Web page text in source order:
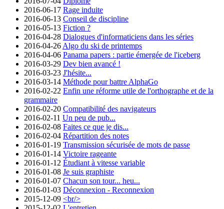
2016-06-17 Rage induite
2016-06-13 Conseil de discipline
2016-05-13 Fiction ?
2016-04-28 Dialogues d'informaticiens dans les séries
2016-04-26 Algo du ski de printemps
2016-04-06 Panama papers : partie émergée de l'iceberg
2016-03-29 Dev bien avancé !
2016-03-23 J'hésite...
2016-03-14 Méthode pour battre AlphaGo
2016-02-22 Enfin une réforme utile de l'orthographe et de la
grammaire
2016-02-20 Compatibilité des navigateurs
2016-02-11 Un peu de pub...
2016-02-08 Faites ce que je dis...
2016-02-04 Répartition des notes
2016-01-19 Transmission sécurisée de mots de passe
2016-01-14 Victoire rageante
2016-01-12 Étudiant à vitesse variable
2016-01-08 Je suis graphiste
2016-01-07 Chacun son tour... heu...
2016-01-03 Déconnexion - Reconnexion
2015-12-09 <br/>